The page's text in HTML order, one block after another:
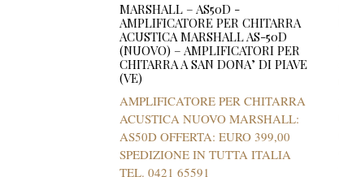
MARSHALL – AS50D -
AMPLIFICATORE PER CHITARRA
ACUSTICA MARSHALL AS-50D
(NUOVO) – AMPLIFICATORI PER
CHITARRA A SAN DONA’ DI PIAVE
(VE)
AMPLIFICATORE PER CHITARRA
ACUSTICA NUOVO MARSHALL:
AS50D OFFERTA: EURO 399,00
SPEDIZIONE IN TUTTA ITALIA
TEL. 0421 65591